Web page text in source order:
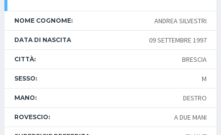
NOME COGNOME: ANDREA SILVESTRI
DATA DI NASCITA 09 SETTEMBRE 1997
CITTÀ: BRESCIA
SESSO: M
MANO: DESTRO
ROVESCIO: A DUE MANI